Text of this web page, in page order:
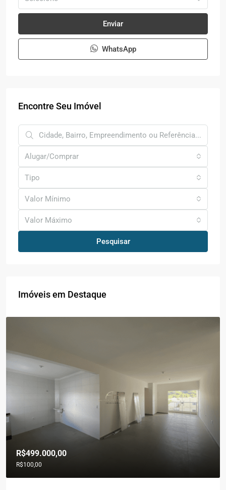
Enviar
WhatsApp
Encontre Seu Imóvel
Alugar/Comprar
Tipo
Valor Mínimo
Valor Máximo
Pesquisar
Imóveis em Destaque
R$499.000,00
R$100,00